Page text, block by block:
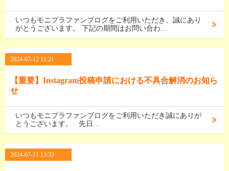
いつもモニプラファンブログをご利用いただき、誠にあり
がとうございます。 下記の期間はお問い合わ…
2024-07-12 11:21
【重要】Instagram投稿申請における不具合解消のお知ら
せ
いつもモニプラファンブログをご利用いただき誠にありが
とうございます。 先日…
2024-07-11 13:33